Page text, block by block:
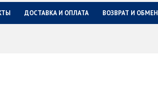
ДОСТАВКА И ОПЛАТА ВОЗВРАТ И ОБМЕН